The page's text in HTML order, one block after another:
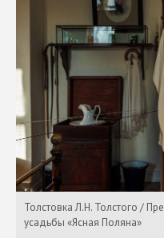
Толстовка Л.Н. Толстого /
усадьбы «Ясная Поляна»